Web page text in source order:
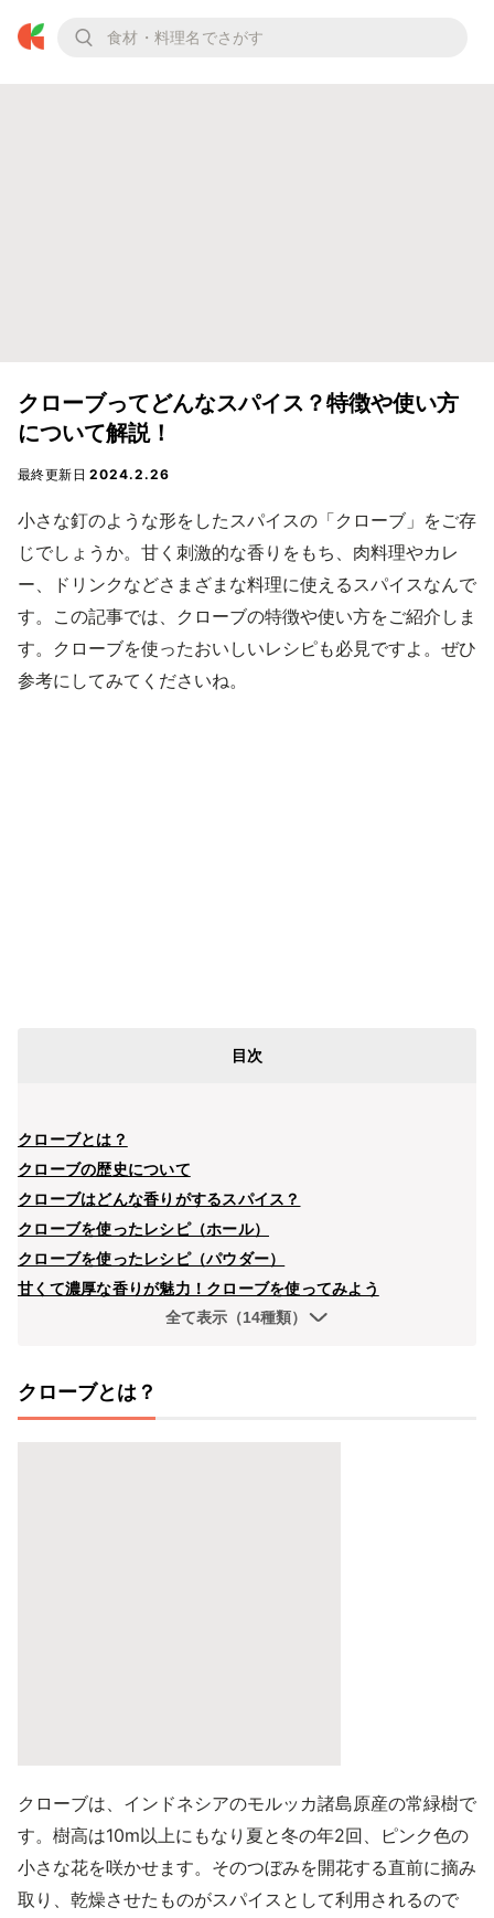
クローブってどんなスパイス？特徴や使い方
について解説！
最終更新日2024.2.26
小さな釘のような形をしたスパイスの「クローブ」をご存
じでしょうか。甘く刺激的な香りをもち、肉料理やカレ
ー、ドリンクなどさまざまな料理に使えるスパイスなんで
す。この記事では、クローブの特徴や使い方をご紹介しま
す。クローブを使ったおいしいレシピも必見ですよ。ぜひ
参考にしてみてくださいね。
目次
クローブとは？
クローブの歴史について
クローブはどんな香りがするスパイス？
クローブを使ったレシピ（ホール）
クローブを使ったレシピ（パウダー）
甘くて濃厚な香りが魅力！クローブを使ってみよう
全て表示（14種類）
クローブとは？
クローブは、インドネシアのモルッカ諸島原産の常緑樹で
す。樹高は10m以上にもなり夏と冬の年2回、ピンク色の
小さな花を咲かせます。そのつぼみを開花する直前に摘み
取り、乾燥させたものがスパイスとして利用されるので